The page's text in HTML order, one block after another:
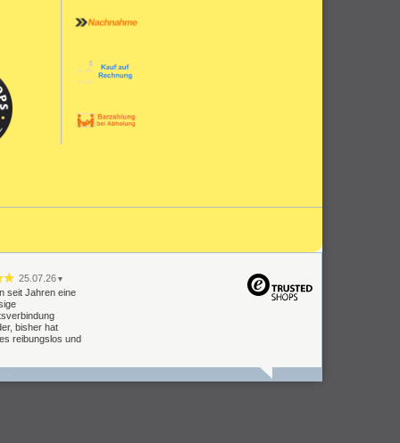
25.07.26 ▼
seit Jahren eine
bisher hat
reibungslos und
▼